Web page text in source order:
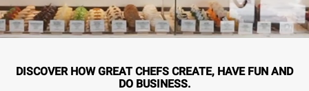
DISCOVER HOW GREAT CHEFS CREATE, HAVE FUN AND
DO BUSINESS.